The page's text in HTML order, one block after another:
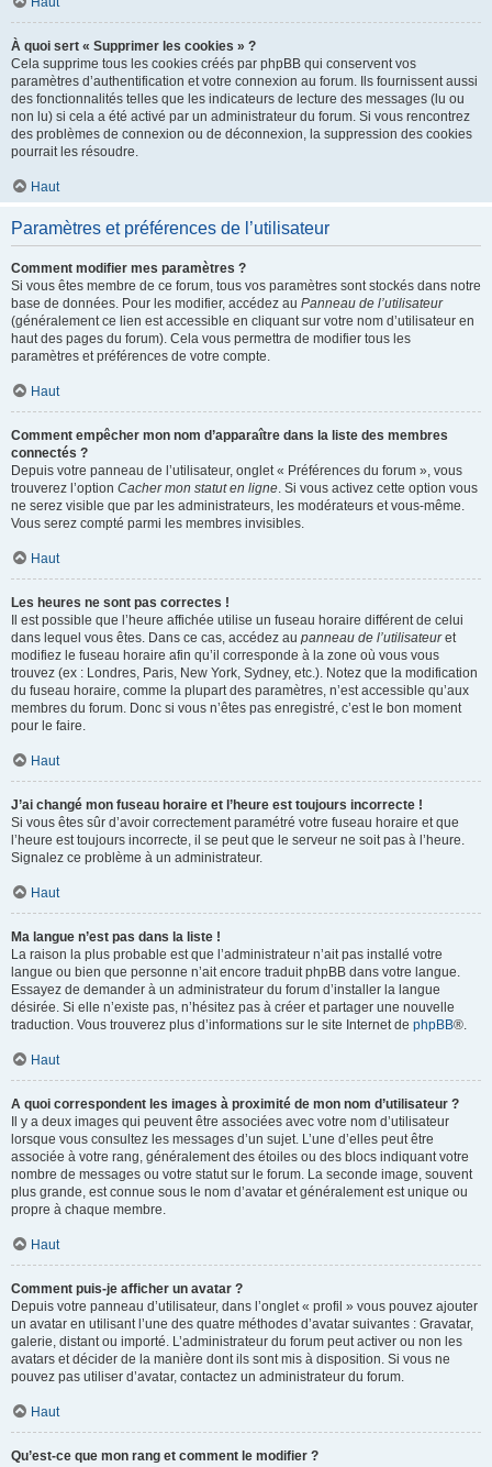
À quoi sert « Supprimer les cookies » ?
Cela supprime tous les cookies créés par phpBB qui conservent vos
paramètres d’authentification et votre connexion au forum. Ils fournissent aussi
des fonctionnalités telles que les indicateurs de lecture des messages (lu ou
non lu) si cela a été activé par un administrateur du forum. Si vous rencontrez
des problèmes de connexion ou de déconnexion, la suppression des cookies
pourrait les résoudre.
Haut
Paramètres et préférences de l’utilisateur
Comment modifier mes paramètres ?
Si vous êtes membre de ce forum, tous vos paramètres sont stockés dans notre
base de données. Pour les modifier, accédez au Panneau de l’utilisateur
(généralement ce lien est accessible en cliquant sur votre nom d’utilisateur en
haut des pages du forum). Cela vous permettra de modifier tous les
paramètres et préférences de votre compte.
Haut
Comment empêcher mon nom d’apparaître dans la liste des membres
connectés ?
Depuis votre panneau de l’utilisateur, onglet « Préférences du forum », vous
trouverez l’option Cacher mon statut en ligne. Si vous activez cette option vous
ne serez visible que par les administrateurs, les modérateurs et vous-même.
Vous serez compté parmi les membres invisibles.
Haut
Les heures ne sont pas correctes !
Il est possible que l’heure affichée utilise un fuseau horaire différent de celui
dans lequel vous êtes. Dans ce cas, accédez au panneau de l’utilisateuret
modifiez le fuseau horaire afin qu’il corresponde à la zone où vous vous
trouvez (ex : Londres, Paris, New York, Sydney, etc.). Notez que la modification
du fuseau horaire, comme la plupart des paramètres, n’est accessible qu’aux
membres du forum. Donc si vous n’êtes pas enregistré, c’est le bon moment
pour le faire.
Haut
J’ai changé mon fuseau horaire et l’heure est toujours incorrecte !
Si vous êtes sûr d’avoir correctement paramétré votre fuseau horaire et que
l’heure est toujours incorrecte, il se peut que le serveur ne soit pas à l’heure.
Signalez ce problème à un administrateur.
Haut
Ma langue n’est pas dans la liste !
La raison la plus probable est que l’administrateur n’ait pas installé votre
langue ou bien que personne n’ait encore traduit phpBB dans votre langue.
Essayez de demander à un administrateur du forum d’installer la langue
désirée. Si elle n’existe pas, n’hésitez pas à créer et partager une nouvelle
traduction. Vous trouverez plus d’informations sur le site Internet de phpBB®.
Haut
A quoi correspondent les images à proximité de mon nom d’utilisateur ?
Il y a deux images qui peuvent être associées avec votre nom d’utilisateur
lorsque vous consultez les messages d’un sujet. L’une d’elles peut être
associée à votre rang, généralement des étoiles ou des blocs indiquant votre
nombre de messages ou votre statut sur le forum. La seconde image, souvent
plus grande, est connue sous le nom d’avatar et généralement est unique ou
propre à chaque membre.
Haut
Comment puis-je afficher un avatar ?
Depuis votre panneau d’utilisateur, dans l’onglet « profil » vous pouvez ajouter
un avatar en utilisant l’une des quatre méthodes d’avatar suivantes : Gravatar,
galerie, distant ou importé. L’administrateur du forum peut activer ou non les
avatars et décider de la manière dont ils sont mis à disposition. Si vous ne
pouvez pas utiliser d’avatar, contactez un administrateur du forum.
Haut
Qu’est-ce que mon rang et comment le modifier ?